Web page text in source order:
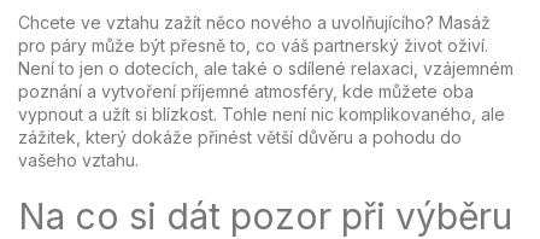
Chcete ve vztahu zažít něco nového a uvolňujícího? Masáž
pro páry může být přesně to, co váš partnerský život oživí.
Není to jen o dotecích, ale také o sdílené relaxaci, vzájemném
poznání a vytvoření příjemné atmosféry, kde můžete oba
vypnout a užít si blízkost. Tohle není nic komplikovaného, ale
zážitek, který dokáže přinést větší důvěru a pohodu do
vašeho vztahu.
Na co si dát pozor při výběru